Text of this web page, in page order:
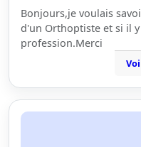
Bonjours,je voulais
d'un Orthoptiste et si il
profession.Merci